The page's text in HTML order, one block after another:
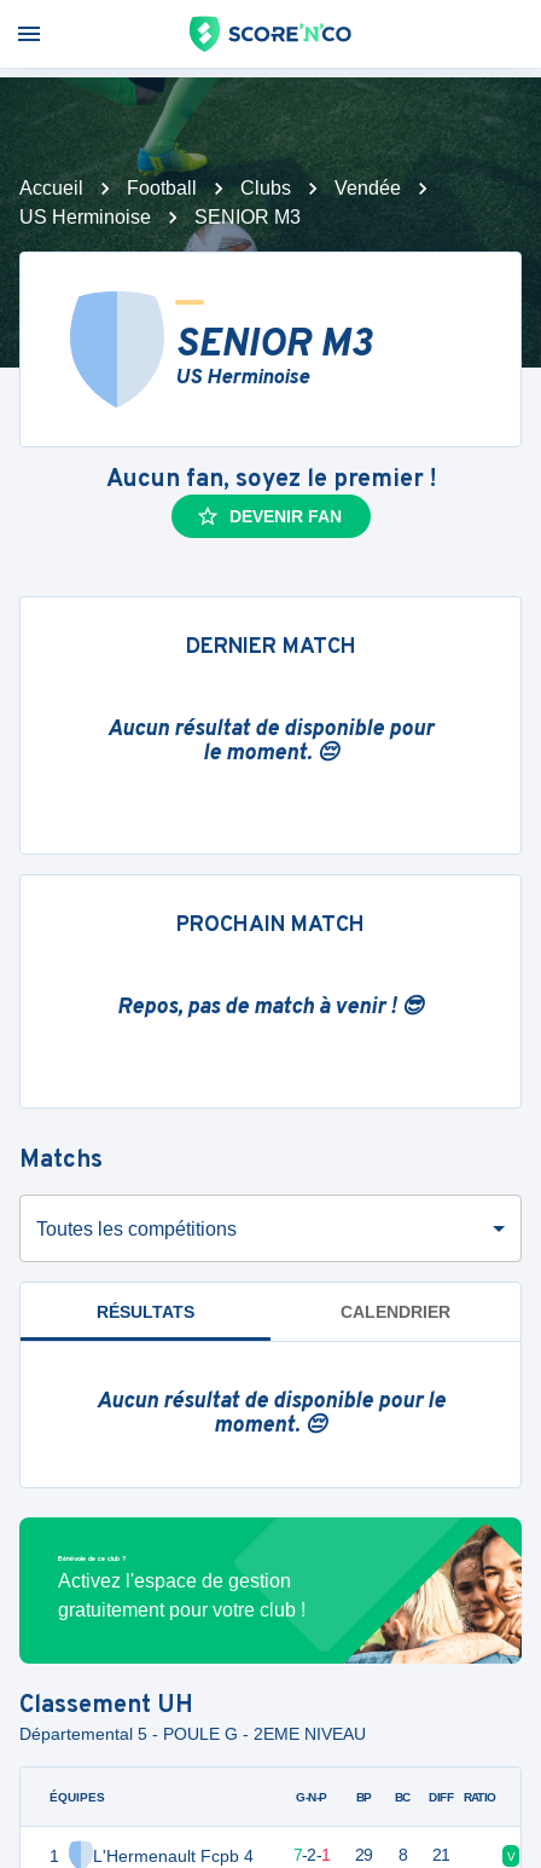
Accueil Football Clubs
Vendée
US Herminoise
SENIOR M3
SENIOR M3
US Herminoise
Aucun fan, soyez le premier !
DEVENIR FAN
DERNIER MATCH
Aucun résultat de disponible pour
le moment. 😔
PROCHAIN MATCH
Repos, pas de match à venir ! 😎
Matchs
Toutes les compétitions
RÉSULTATS CALENDRIER
Aucun résultat de disponible pour le
moment. 😔
Bénévole de ce club ?
Activez l'espace de gestion
gratuitement pour votre club !
Classement UH
Départemental 5 - POULE G - 2EME NIVEAU
ÉQUIPES
1 L'Hermenault Fcpb 4
G-N-P BP BC DIFF RATIO
23 10 7-2-1 29 8 21 V